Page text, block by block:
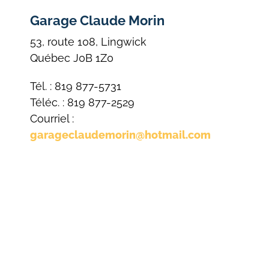
Garage Claude Morin
53, route 108, Lingwick
Québec J0B 1Z0
Tél. : 819 877-5731
Téléc. : 819 877-2529
Courriel :
garageclaudemorin@hotmail.com